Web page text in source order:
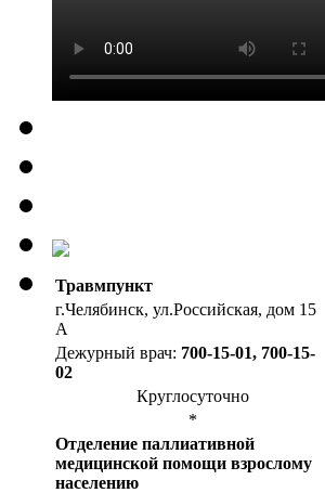
Травмпункт
г.Челябинск, ул.Российская, дом 15
А
Дежурный врач: 700-15-01, 700-15-
02
Круглосуточно
*
Отделение паллиативной
медицинской помощи взрослому
населению